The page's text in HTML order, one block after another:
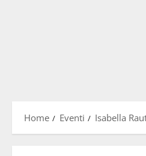
Home Eventi Isabella